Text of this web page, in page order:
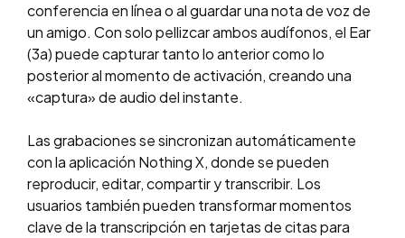
conferencia en línea o al guardar una nota de voz de
un amigo. Con solo pellizcar ambos audífonos, el Ear
(3a) puede capturar tanto lo anterior como lo
posterior al momento de activación, creando una
«captura» de audio del instante.
Las grabaciones se sincronizan automáticamente
con la aplicación Nothing X, donde se pueden
reproducir, editar, compartir y transcribir. Los
usuarios también pueden transformar momentos
clave de la transcripción en tarjetas de citas para